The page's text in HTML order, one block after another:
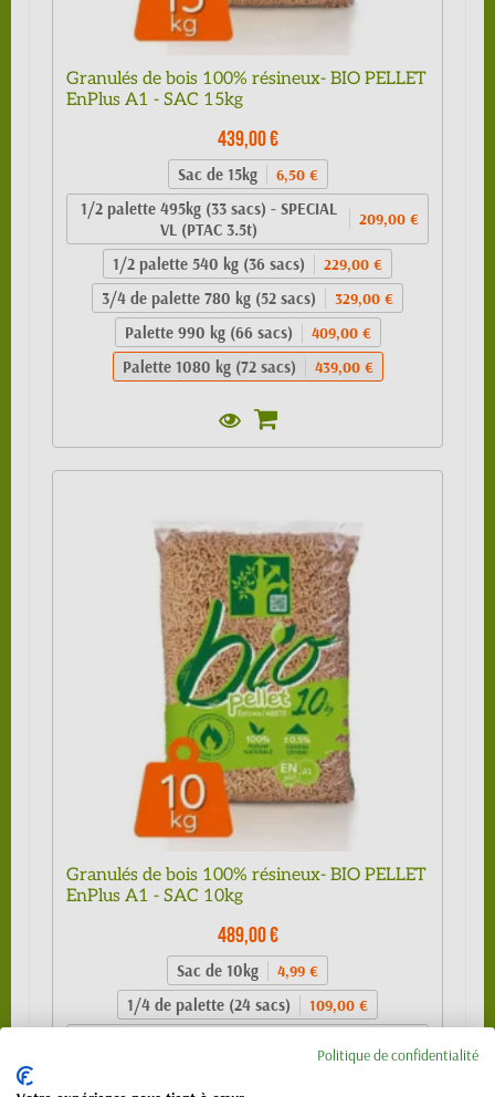
Granulés de bois 100% résineux- BIO PELLET
EnPlus A1 - SAC 15kg
439,00 €
Sac de 15kg 6,50 €
1/2 palette 495kg (33 sacs) - SPECIAL
VL (PTAC 3.5t)
209,00 €
1/2 palette 540 kg (36 sacs) 229,00 €
3/4 de palette 780 kg (52 sacs) 329,00 €
Palette 990 kg (66 sacs) 409,00 €
Palette 1080 kg (72 sacs) 439,00 €
Granulés de bois 100% résineux- BIO PELLET
EnPlus A1 - SAC 10kg
489,00 €
Sac de 10kg 4,99 €
1/4 de palette (24 sacs) 109,00 €
219,00 €
Politique de confidentialité